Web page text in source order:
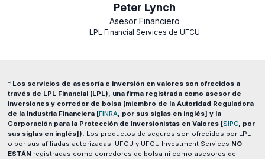
Peter Lynch
Asesor Financiero
LPL Financial Services de UFCU
* Los servicios de asesoría e inversión en valores son ofrecidos a
través de LPL Financial (LPL), una firma registrada como asesor de
inversiones y corredor de bolsa (miembro de la Autoridad Reguladora
de la Industria Financiera [FINRA (opens
in
a
new
window)
, por sus siglas en inglés] y la
Corporación para la Protección de Inversionistas en Valores [SIPC, por
sus siglas en inglés]). Los productos de seguros son ofrecidos por LPL
o por sus afiliadas autorizadas. UFCU y UFCU Investment Services NO
ESTÁN registradas como corredores de bolsa ni como asesores de